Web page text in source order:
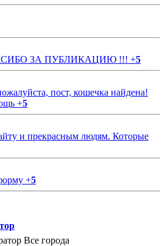
ЗА ПУБЛИКАЦИЮ !!! +5
пост, кошечка найдена!
+5
и прекрасным людям. Которые
+5
Все города